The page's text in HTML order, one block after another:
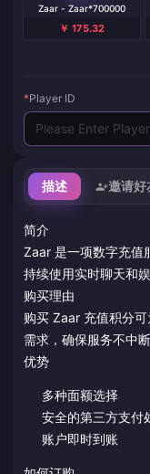
描述 邀请好
简介
Zaar 是一项数字充值
持续使用实时聊天和娱
购买理由
购买 Zaar 充值积分
需求，确保服务不中断
优势
多种面额选择
安全的第三方支付
账户即时到账
Zaar - Zaar*700000
￥ 175.32
*Player ID